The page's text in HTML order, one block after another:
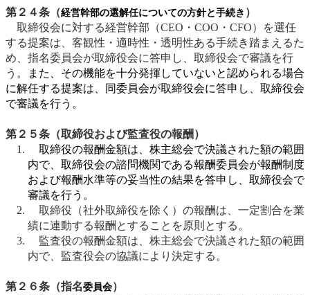
第２４条（経営幹部の選解任についての方針と手続き ）
取締役会に対する経営幹部（CEO・COO・CFO）を選任
する提案は、客観性・適時性・透明性ある手続き踏まえるた
め、指名委員会が取締役会に答申し、取締役会で審議を行
う。
また、その機能を十分発揮していないと認められる場合
に解任する提案は、同委員会が取締役会に答申し、取締役会
で審議を行う。
第２５条（取締役および監査役の報酬）
取締役の報酬金額は、株主総会で決議された額の範囲
内で、取締役会の諮問機関である報酬委員会が報酬制度
および報酬水準等の妥当性の結果を答申し、取締役会で
審議を行う。
取締役（社外取締役を除く）の報酬は、一定割合を業
績に連動する報酬とすることを原則とする。
監査役の報酬金額は、株主総会で決議された額の範囲
内で、監査役会の協議により決定する。
第２６条（指名委員会）